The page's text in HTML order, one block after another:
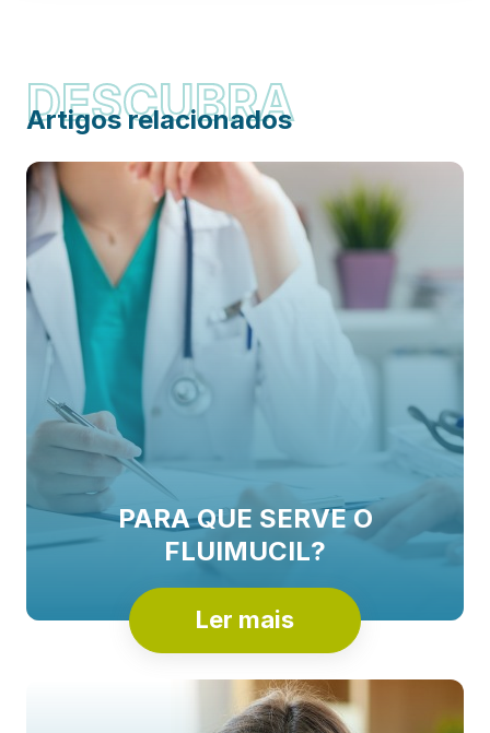
DESCUBRA
Artigos relacionados
PARA QUE SERVE O
FLUIMUCIL?
Ler mais